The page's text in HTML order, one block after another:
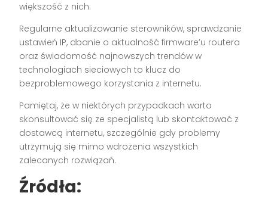
większość z nich.
Regularne aktualizowanie sterowników, sprawdzanie
ustawień IP, dbanie o aktualność firmware’u routera
oraz świadomość najnowszych trendów w
technologiach sieciowych to klucz do
bezproblemowego korzystania z internetu.
Pamiętaj, że w niektórych przypadkach warto
skonsultować się ze specjalistą lub skontaktować z
dostawcą internetu, szczególnie gdy problemy
utrzymują się mimo wdrożenia wszystkich
zalecanych rozwiązań.
Źródła: